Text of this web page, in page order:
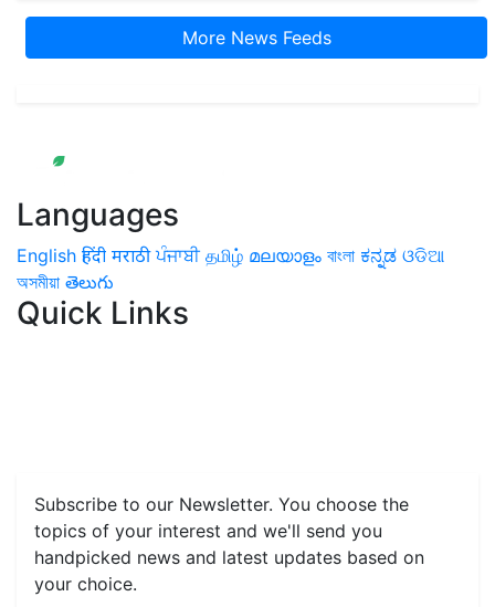
More News Feeds
Languages
English हिंदी मराठी ਪੰਜਾਬੀ தமிழ் മലയാളം বাংলা ಕನ್ನಡ ଓଡିଆ
অসমীয়া తెలుగు
Quick Links
Subscribe to our Newsletter. You choose the
topics of your interest and we'll send you
handpicked news and latest updates based on
your choice.